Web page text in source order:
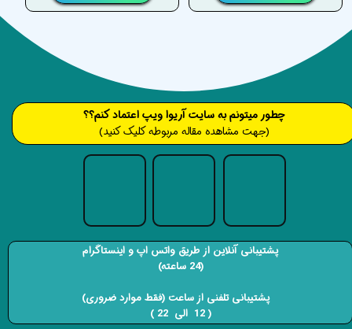
​​​چطور میتونم به سایت آریوا ویپ اعتماد کنم؟؟
(جهت مشاهده مقاله مربوطه کلیک کنید)
پشتیبانی آنلاین از طریق واتس اپ و اینستاگرام
(24 ساعته)
​​​​​​​ پشتیبانی تلفنی از ساعت (فقط موارد ضروری)
( 12 الی 22 ) ​​​​​​​